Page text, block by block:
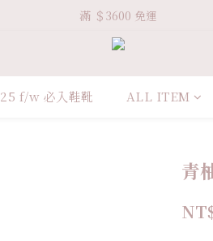
Welcome VHS.co
滿 ＄3600 免運
Welcome VHS.co
25 f/w 必入鞋靴 ALL ITEM
青